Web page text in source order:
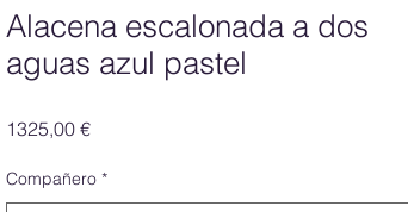
Alacena escalonada a dos
aguas azul pastel
1325,00 €Precio
Compañero *